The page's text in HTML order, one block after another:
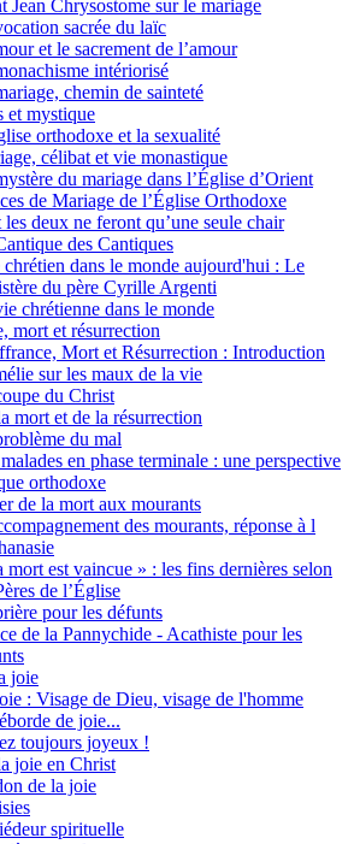
Jean Chrysostome sur le mariage
sacrée du laïc
et le sacrement de l’amour
intériorisé
chemin de sainteté
et mystique
orthodoxe et la sexualité
célibat et vie monastique
du mariage dans l’Église d’Orient
de Mariage de l’Église Orthodoxe
deux ne feront qu’une seule chair
des Cantiques
chrétien dans le monde aujourd'hui : Le
du père Cyrille Argenti
chrétienne dans le monde
mort et résurrection
Mort et Résurrection : Introduction
sur les maux de la vie
du Christ
mort et de la résurrection
du mal
en phase terminale : une perspective
orthodoxe
de la mort aux mourants
des mourants, réponse à l
mort est vaincue » : les fins dernières selon
de l’Église
pour les défunts
de la Pannychide - Acathiste pour les
joie
: Visage de Dieu, visage de l'homme
de joie...
toujours joyeux !
joie en Christ
de la joie
spirituelle